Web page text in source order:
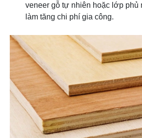
veneer gỗ tự nhiên hoặc lớp phủ
làm tăng chi phí gia công.